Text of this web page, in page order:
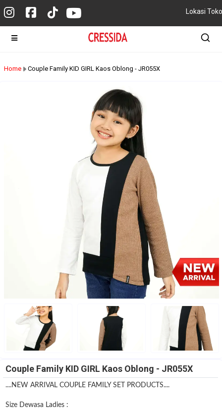
Lokasi Toko
Home Couple Family KID GIRL Kaos Oblong - JR055X
Couple Family KID GIRL Kaos Oblong - JR055X
....NEW ARRIVAL COUPLE FAMILY SET PRODUCTS....
Size Dewasa Ladies :